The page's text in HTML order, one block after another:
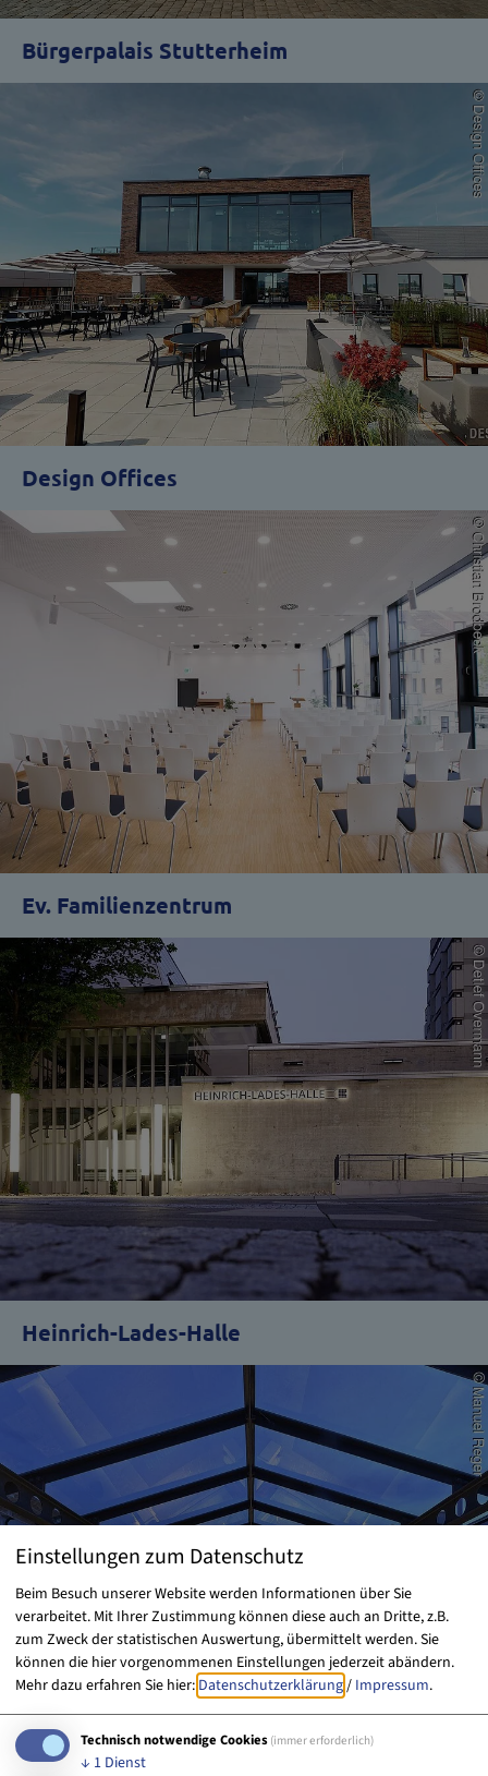
Bürgerpalais Stutterheim
Design Offices
Ev. Familienzentrum
Heinrich-Lades-Halle
HerzogsPark
Einstellungen zum Datenschutz
Beim Besuch unserer Website werden Informationen über Sie
verarbeitet. Mit Ihrer Zustimmung können diese auch an Dritte, z.B.
zum Zweck der statistischen Auswertung, übermittelt werden. Sie
können die hier vorgenommenen Einstellungen jederzeit abändern.
Mehr dazu erfahren Sie hier: Datenschutzerklärung/ Impressum.
Technisch notwendige Cookies (immer erforderlich)
↓ 1 Dienst